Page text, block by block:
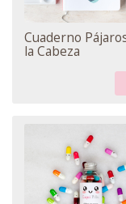
Cuaderno
la Cabeza